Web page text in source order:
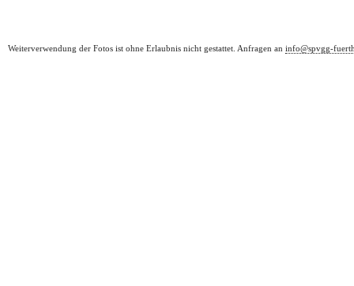
Weiterverwendung der Fotos ist ohne Erlaubnis nicht gestattet. Anfragen an info@spvgg-